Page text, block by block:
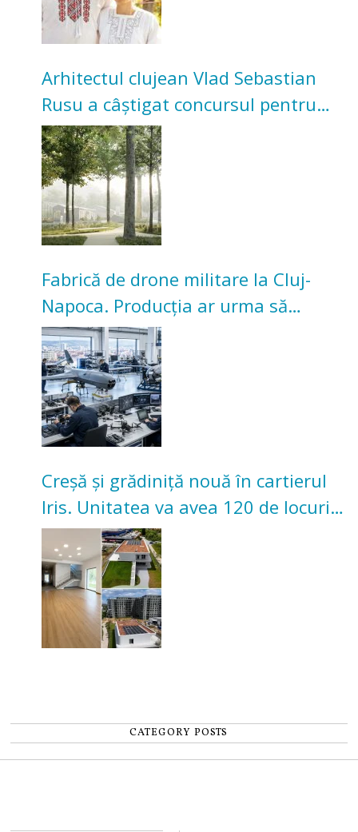
Arhitectul clujean Vlad Sebastian
Rusu a câștigat concursul pentru
transformarea Grădinii Casei
Universitarilor
Fabrică de drone militare la Cluj-
Napoca. Producția ar urma să
înceapă în toamna acestui an
Creșă și grădiniță nouă în cartierul
Iris. Unitatea va avea 120 de locuri
pentru copii
CATEGORY POSTS